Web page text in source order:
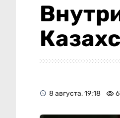
8 августа, 19:18